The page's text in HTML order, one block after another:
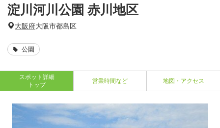
淀川河川公園 赤川地区
大阪府大阪市都島区
公園
スポット詳細
トップ
営業時間など 地図・アクセス